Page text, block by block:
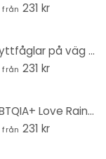
från 231 kr
Poster Flyttfåglar på väg söderut - Kubistika - Rund
från 231 kr
Poster HBTQIA+ Love Rainbow - Rund
från 231 kr